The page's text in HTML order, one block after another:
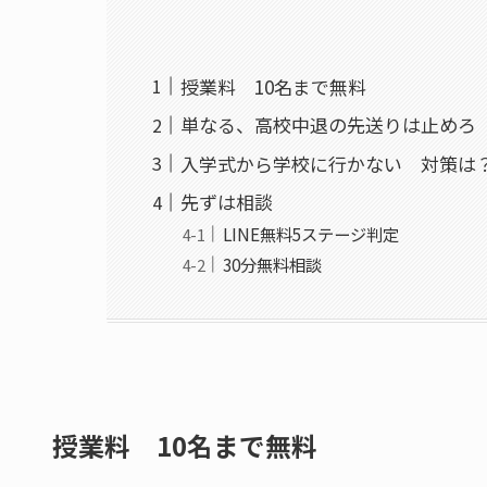
授業料 10名まで無料
単なる、高校中退の先送りは止めろ
入学式から学校に行かない 対策は
先ずは相談
LINE無料5ステージ判定
30分無料相談
授業料 10名まで無料